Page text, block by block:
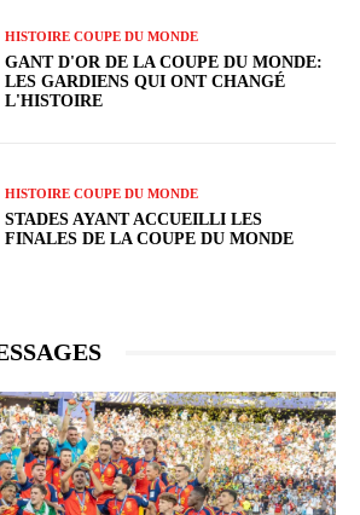
HISTOIRE COUPE DU MONDE
GANT D'OR DE LA COUPE DU MONDE:
LES GARDIENS QUI ONT CHANGÉ
L'HISTOIRE
HISTOIRE COUPE DU MONDE
STADES AYANT ACCUEILLI LES
FINALES DE LA COUPE DU MONDE